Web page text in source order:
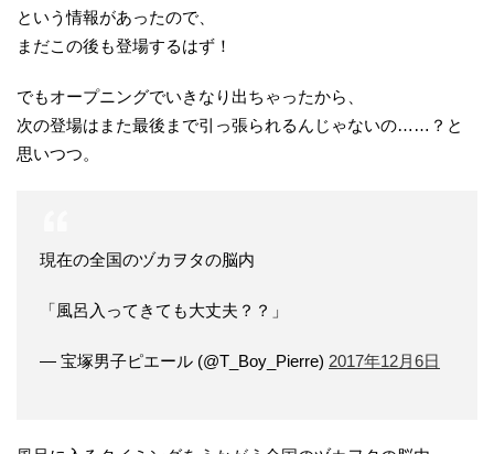
という情報があったので、
まだこの後も登場するはず！
でもオープニングでいきなり出ちゃったから、
次の登場はまた最後まで引っ張られるんじゃないの……？と
思いつつ。
現在の全国のヅカヲタの脳内
「風呂入ってきても大丈夫？？」
— 宝塚男子ピエール (@T_Boy_Pierre) 2017年12月6日